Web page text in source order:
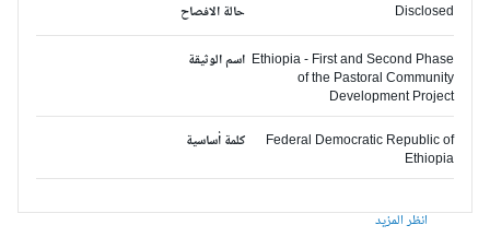
حالة الافصاح Disclosed
اسم الوثيقة Ethiopia - First and Second Phase
of the Pastoral Community
Development Project
كلمة أساسية
Federal Democratic Republic of
Ethiopia
انظر المزيد